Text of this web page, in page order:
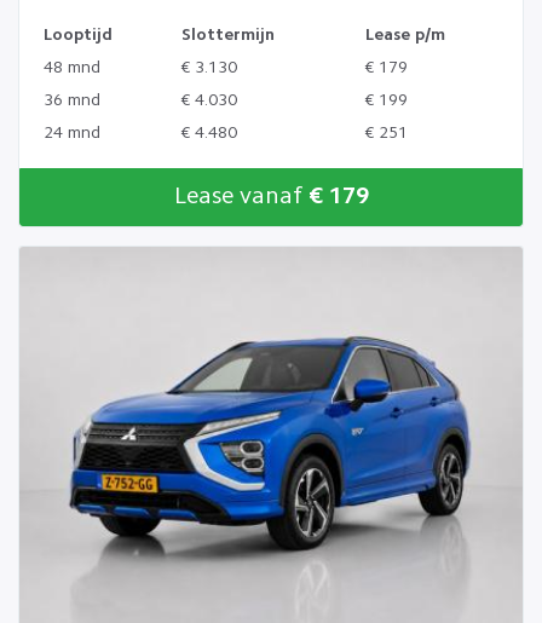
Looptijd Slottermijn
Lease p/m
48 mnd
€ 3.130
€ 179
36 mnd
€ 4.030
€ 199
24 mnd
€ 4.480 € 251
Lease vanaf € 179